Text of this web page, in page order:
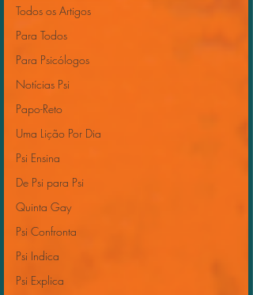
Todos os Artigos
Para Todos
Para Psicólogos
Notícias Psi
Papo-Reto
Uma Lição Por Dia
Psi Ensina
De Psi para Psi
Quinta Gay
Psi Confronta
Psi Indica
Psi Explica